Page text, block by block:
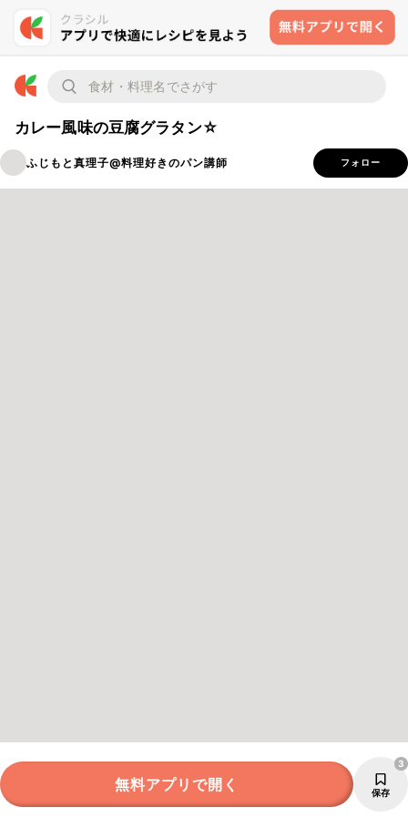
カレー風味の豆腐グラタン☆
ふじもと真理子@料理好きのパン講師 フォロー
無料アプリで開く 保存
3